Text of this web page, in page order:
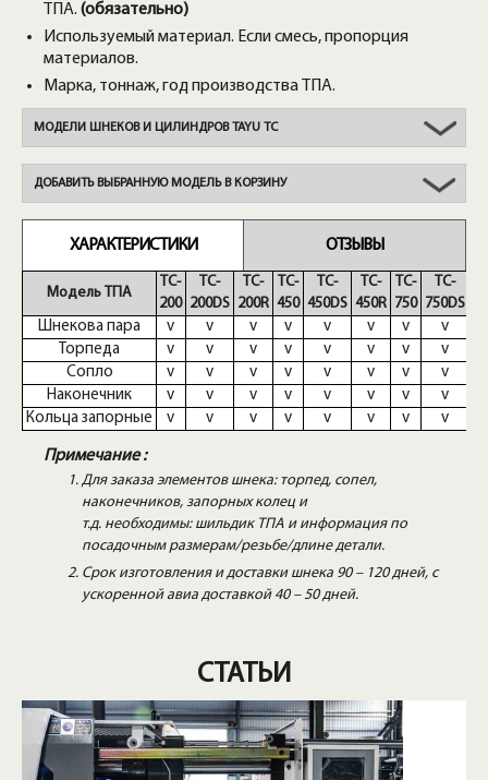
МОДЕЛИ ШНЕКОВ И ЦИЛИНДРОВ TAYU TC
ТПА. (обязательно)
Используемый материал. Если смесь, пропорция
материалов.
Марка, тоннаж, год производства ТПА.
ДОБАВИТЬ ВЫБРАННУЮ МОДЕЛЬ В КОРЗИНУ
ХАРАКТЕРИСТИКИ ОТЗЫВЫ
Модель ТПА
Шнекова пара
Торпеда
Сопло
Наконечник
Кольца запорные
TC-
200
TC-
200DS
TC-
200R
TC-
450
TC-
450DS
TC-
450R
TC-
750
TC-
750DS
v
v v v v v v v
v
v v v v v v v
v
v v v v v v v
v
v v v v v v v
v
v v v v v v v
Примечание :
Для заказа элементов шнека: торпед, сопел,
наконечников, запорных колец и
т.д. необходимы: шильдик ТПА и информация по
посадочным размерам/резьбе/длине детали.
Срок изготовления и доставки шнека 90 – 120 дней, с
ускоренной авиа доставкой 40 – 50 дней.
СТАТЬИ